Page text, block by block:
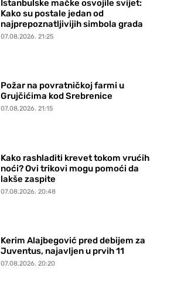
Istanbulske mačke osvojile svijet:
Kako su postale jedan od
najprepoznatljivijih simbola grada
07.08.2026. 21:25
Požar na povratničkoj farmi u
Grujčićima kod Srebrenice
07.08.2026. 21:15
Kako rashladiti krevet tokom vrućih
noći? Ovi trikovi mogu pomoći da
lakše zaspite
07.08.2026. 20:48
Kerim Alajbegović pred debijem za
Juventus, najavljen u prvih 11
07.08.2026. 20:20